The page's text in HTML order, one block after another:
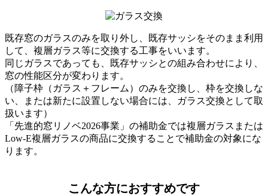
既存窓のガラスのみを取り外し、既存サッシをそのまま利用
して、複層ガラス等に交換する工事をいいます。
同じガラスであっても、既存サッシとの組み合わせにより、
窓の性能区分が変わります。
（障子枠（ガラス＋フレーム）のみを交換し、枠を交換しな
い、または新たに設置しない場合には、ガラス交換として取
扱います）
「先進的窓リノベ2026事業」の補助金では複層ガラスまたは
Low-E複層ガラスの商品に交換することで補助金の対象にな
ります。
こんな方におすすめです